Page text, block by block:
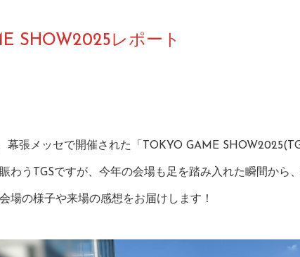
SHOW2025レポート
幕張メッセで開催された「TOKYO GAME
わうTGSですが、今年の会場も足を踏み入れた瞬間から
場の様子や来場の感想をお届けします！